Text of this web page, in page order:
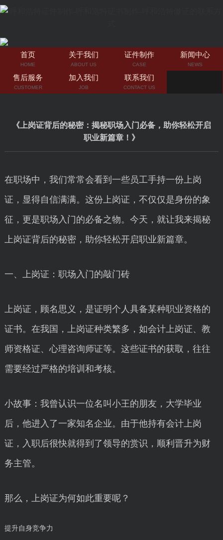
首页
HOME
关于我们
ABOUT US
证件制作
CASE
新闻中心
NEWS
售后服务
CUSTOMER
加入我们
JOB
联系我们
CONTACT US
《上岗证背后的秘密：揭秘职场入门必备，助你轻松开启
职业新篇章！》
在职场中，我们常常会看到一些员工手持一份上岗
证，显得自信满满。这份上岗证，不仅仅是身份的象
征，更是职场入门的必备之物。今天，就让我来揭秘
上岗证背后的秘密，助你轻松开启职业新篇章。
一、上岗证：职场入门的敲门砖
上岗证，顾名思义，是证明个人具备某种职业资格的
证书。在我国，上岗证种类繁多，如会计上岗证、教
师资格证、心理咨询师证等。这些证书的获取，往往
需要经过严格的培训和考核。
小故事：我曾认识一位名叫小王的朋友，大学毕业
后，他进入了一家知名企业。由于他持有会计上岗
证，入职后很快就得到了领导的赏识，顺利晋升为财
务主管。
那么，上岗证为何如此重要呢？
提升自身竞争力